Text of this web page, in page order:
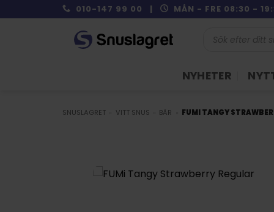
to
010-147 99 00 | MÅN - FRE 08:30 -
NYHETER
SNUSLAGRET VITT SNUS BÄR FUMI TANGY